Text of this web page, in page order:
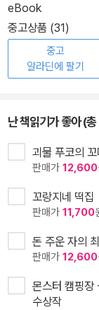
eBook
중고상품 (31)
중고
알라딘에 팔기
난 책읽기가 좋아 (
괴물 푸코의
판매가 12,600
꼬랑지네 떡집
판매가 11,700
돈 주운 자의
판매가 12,600
몬스터 캠핑장
수상작